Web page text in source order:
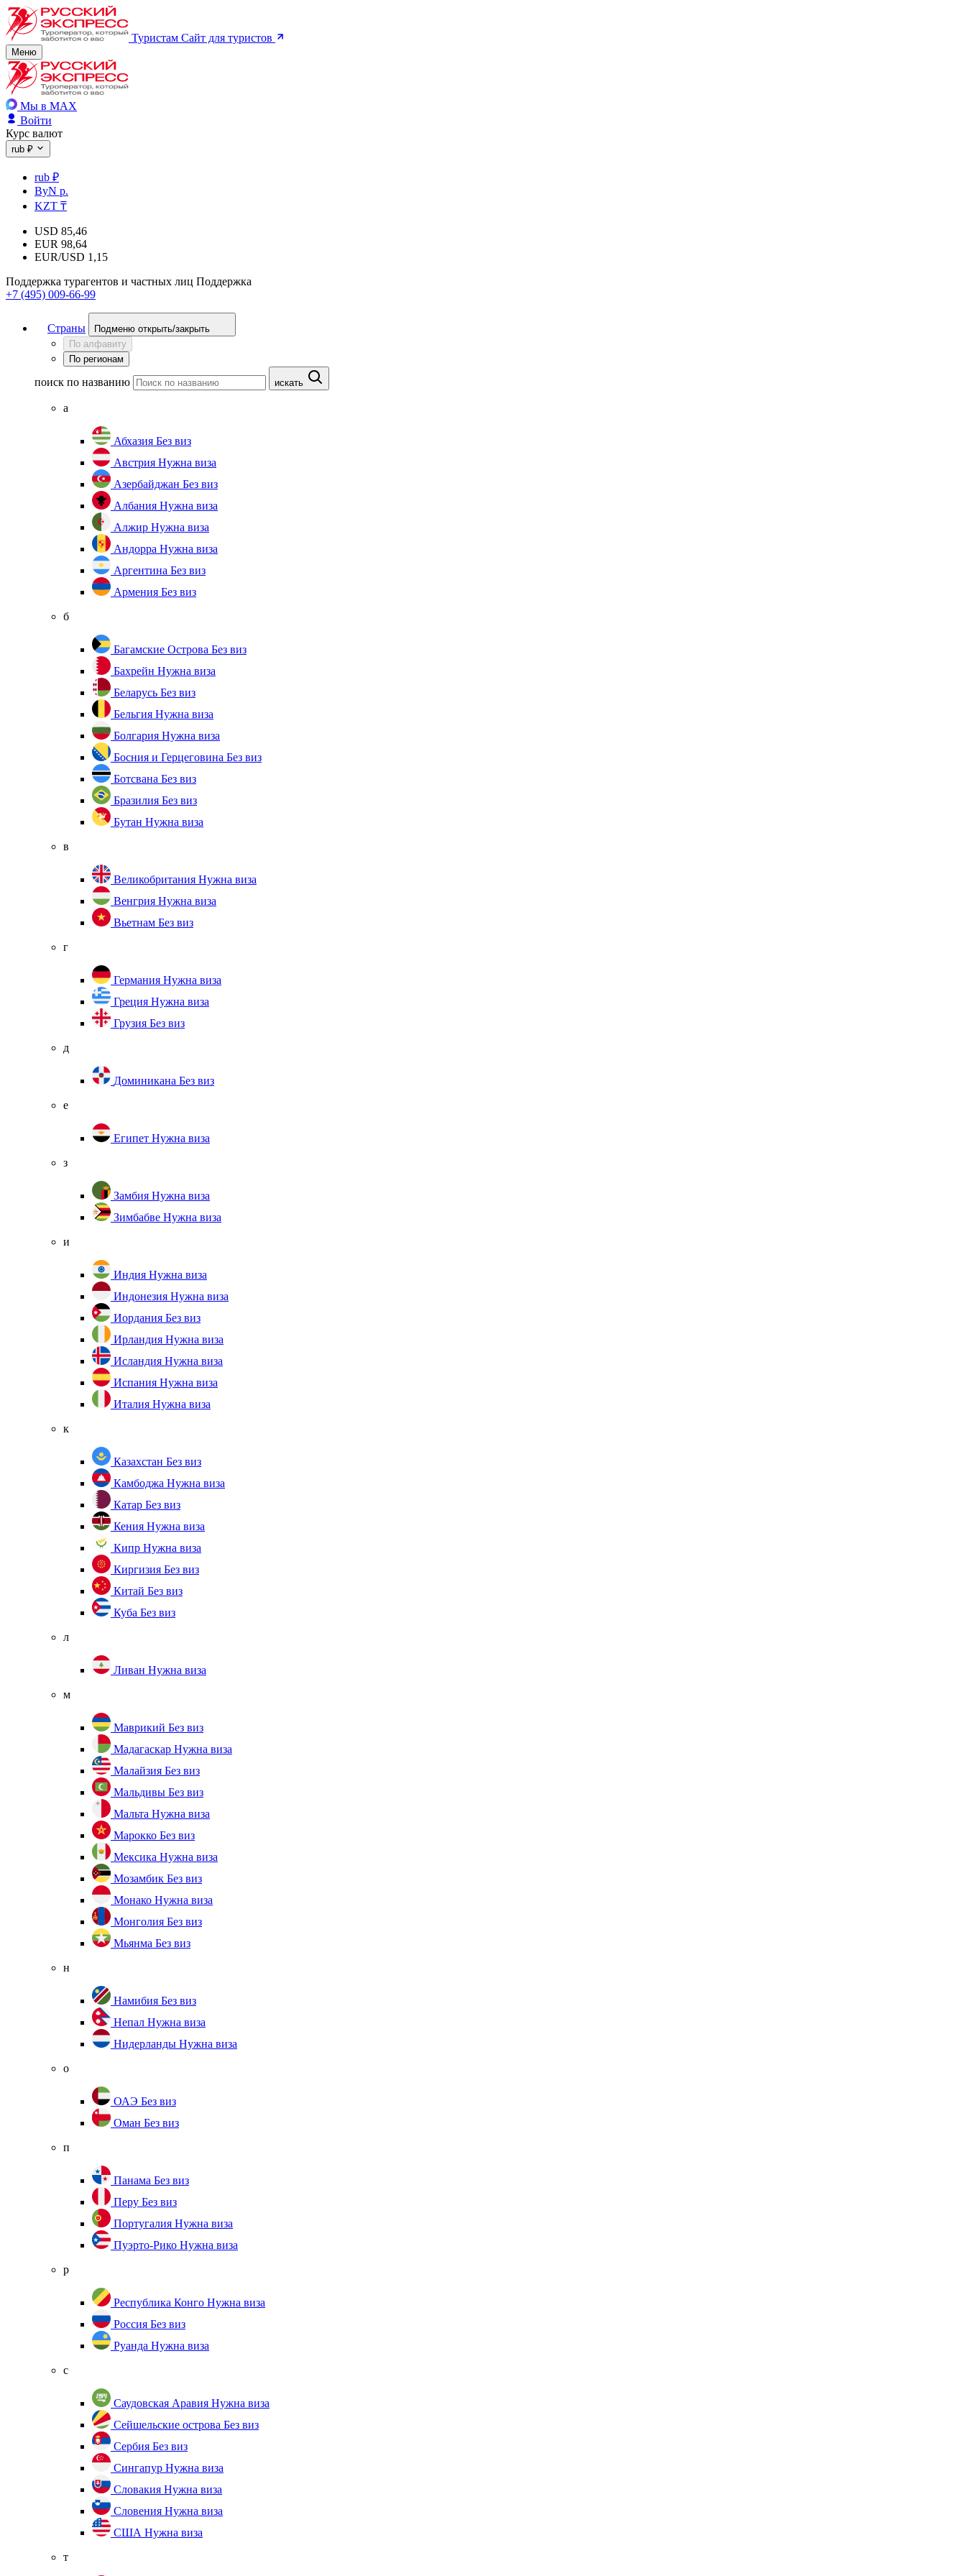
Туристам Сайт для туристов
Меню
Мы в MAX
Войти
Курс валют
rub ₽
rub ₽
ByN р.
KZT ₸
USD 85,46
EUR 98,64
EUR/USD 1,15
Поддержка турагентов и частных лиц Поддержка
+7 (495) 009-66-99
Страны
Подменю открыть/закрыть
По алфавиту
По регионам
поиск по названию искать
а
Абхазия Без виз
Австрия Нужна виза
Азербайджан Без виз
Албания Нужна виза
Алжир Нужна виза
Андорра Нужна виза
Аргентина Без виз
Армения Без виз
б
Багамские Острова Без виз
Бахрейн Нужна виза
Беларусь Без виз
Бельгия Нужна виза
Болгария Нужна виза
Босния и Герцеговина Без виз
Ботсвана Без виз
Бразилия Без виз
Бутан Нужна виза
в
Великобритания Нужна виза
Венгрия Нужна виза
Вьетнам Без виз
г
Германия Нужна виза
Греция Нужна виза
Грузия Без виз
д
Доминикана Без виз
е
Египет Нужна виза
з
Замбия Нужна виза
Зимбабве Нужна виза
и
Индия Нужна виза
Индонезия Нужна виза
Иордания Без виз
Ирландия Нужна виза
Исландия Нужна виза
Испания Нужна виза
Италия Нужна виза
к
Казахстан Без виз
Камбоджа Нужна виза
Катар Без виз
Кения Нужна виза
Кипр Нужна виза
Киргизия Без виз
Китай Без виз
Куба Без виз
л
Ливан Нужна виза
м
Маврикий Без виз
Мадагаскар Нужна виза
Малайзия Без виз
Мальдивы Без виз
Мальта Нужна виза
Марокко Без виз
Мексика Нужна виза
Мозамбик Без виз
Монако Нужна виза
Монголия Без виз
Мьянма Без виз
н
Намибия Без виз
Непал Нужна виза
Нидерланды Нужна виза
о
ОАЭ Без виз
Оман Без виз
п
Панама Без виз
Перу Без виз
Португалия Нужна виза
Пуэрто-Рико Нужна виза
р
Республика Конго Нужна виза
Россия Без виз
Руанда Нужна виза
с
Саудовская Аравия Нужна виза
Сейшельские острова Без виз
Сербия Без виз
Сингапур Нужна виза
Словакия Нужна виза
Словения Нужна виза
США Нужна виза
т